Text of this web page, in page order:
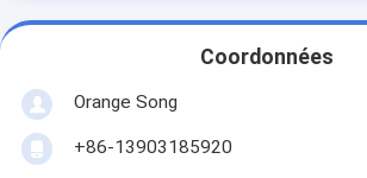
Coordonnées
Orange Song
+86-13903185920